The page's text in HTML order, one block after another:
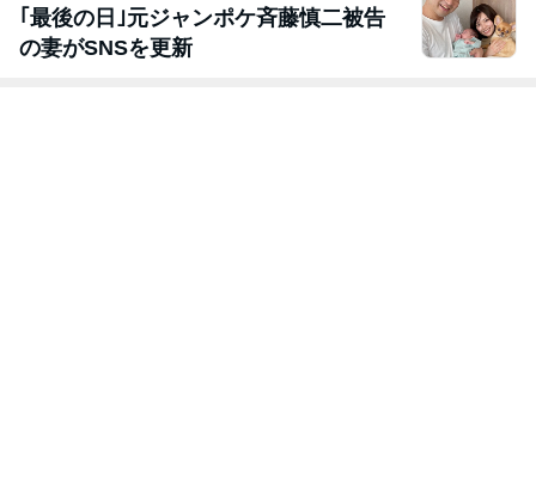
｢最後の日｣元ジャンポケ斉藤慎二被告
の妻がSNSを更新